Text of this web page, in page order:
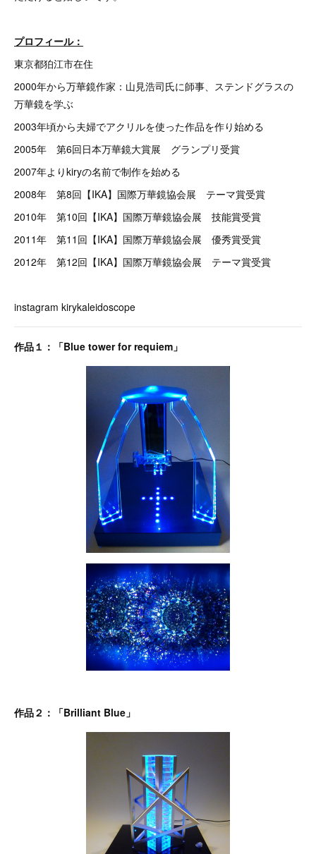
プロフィール：
東京都狛江市在住
2000年から万華鏡作家：山見浩司氏に師事、ステンドグラスの
万華鏡を学ぶ
2003年頃から夫婦でアクリルを使った作品を作り始める
2005年 第6回日本万華鏡大賞展 グランプリ受賞
2007年よりkiryの名前で制作を始める
2008年 第8回【IKA】国際万華鏡協会展 テーマ賞受賞
2010年 第10回【IKA】国際万華鏡協会展 技能賞受賞
2011年 第11回【IKA】国際万華鏡協会展 優秀賞受賞
2012年 第12回【IKA】国際万華鏡協会展 テーマ賞受賞
instagram kirykaleidoscope
作品１：「Blue tower for requiem」
作品２：「Brilliant Blue」